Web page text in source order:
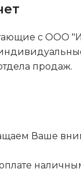
с ООО
продаж.
Ваше